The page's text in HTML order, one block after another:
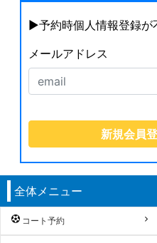
▶︎予約時個人情報登録が
メールアドレス
全体メニュー
コート予約